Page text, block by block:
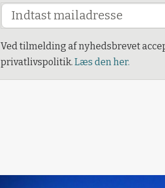
Ved tilmelding af nyhedsbrevet
privatlivspolitik. Læs den her.